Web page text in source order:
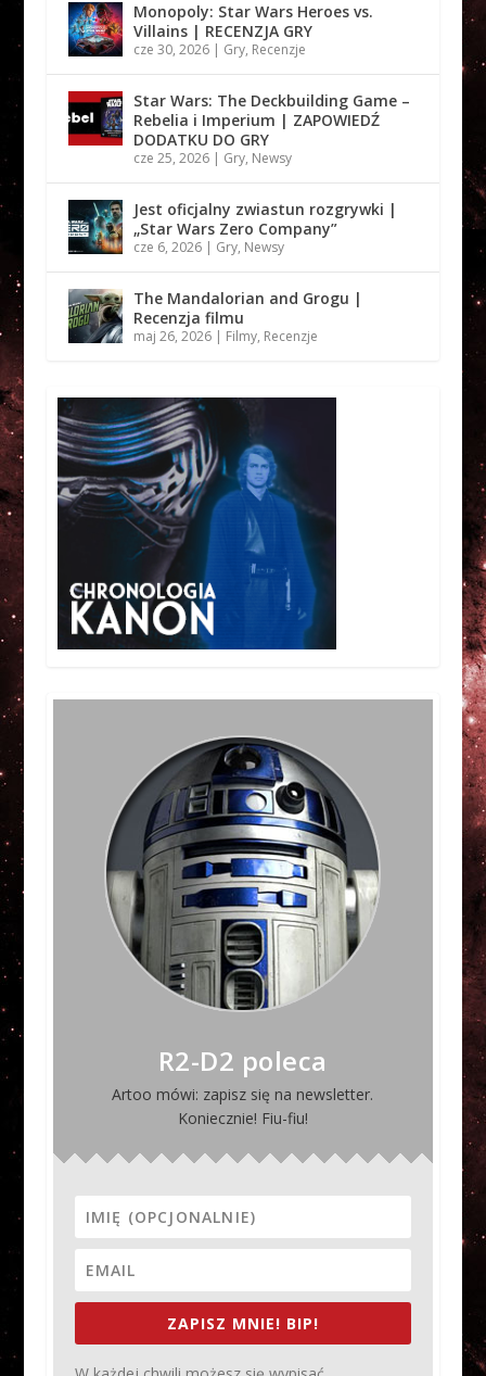
Monopoly: Star Wars Heroes vs.
Villains | RECENZJA GRY
cze 30, 2026| Gry, Recenzje
Star Wars: The Deckbuilding Game –
Rebelia i Imperium | ZAPOWIEDŹ
DODATKU DO GRY
cze 25, 2026| Gry, Newsy
Jest oficjalny zwiastun rozgrywki |
„Star Wars Zero Company”
cze 6, 2026| Gry, Newsy
The Mandalorian and Grogu |
Recenzja filmu
maj 26, 2026| Filmy, Recenzje
R2-D2 poleca
Artoo mówi: zapisz się na newsletter.
Koniecznie! Fiu-fiu!
ZAPISZ MNIE! BIP!